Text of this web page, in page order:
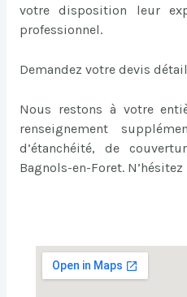
votre disposition leur
professionnel.
Demandez votre devis
Nous restons à votre
renseignement
d’étanchéité, de
Bagnols-en-Foret.